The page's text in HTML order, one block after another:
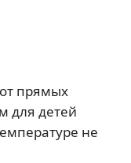
прямых
для детей
не